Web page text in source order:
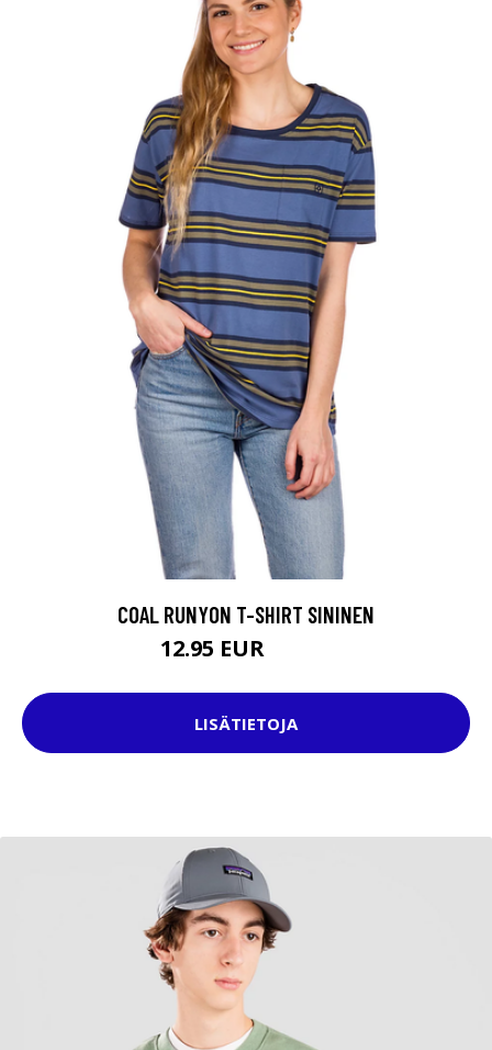
COAL RUNYON T-SHIRT SININEN
12.95 EUR
LISÄTIETOJA